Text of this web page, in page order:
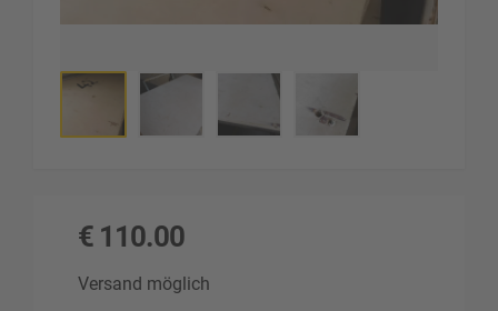
€ 110.00
Versand möglich